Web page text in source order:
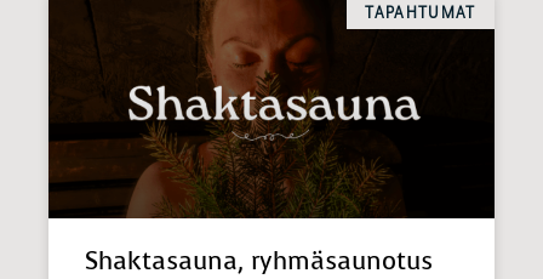
TAPAHTUMAT
Shaktasauna, ryhmäsaunotus